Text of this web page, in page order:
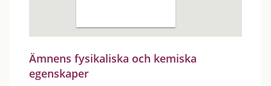
Ämnens fysikaliska och kemiska
egenskaper